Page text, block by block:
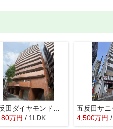
万円 / 1LDK
五反田サニ
4,500万円